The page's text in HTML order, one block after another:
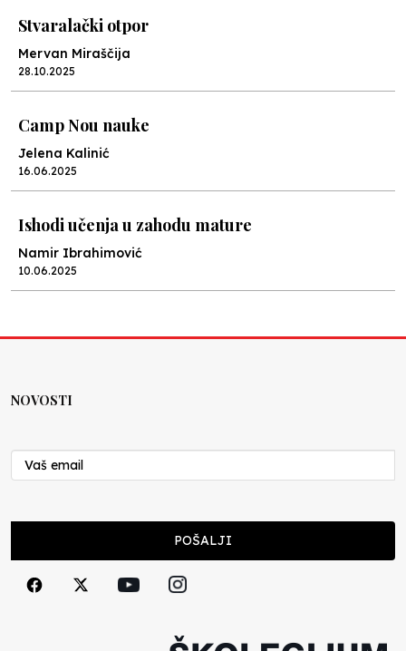
Stvaralački otpor
Mervan Miraščija
28.10.2025
Camp Nou nauke
Jelena Kalinić
16.06.2025
Ishodi učenja u zahodu mature
Namir Ibrahimović
10.06.2025
Nenad Veličković
29.10.2024
Cuke i djeca
NOVOSTI
POŠALJI